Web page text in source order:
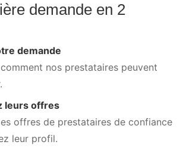
demande en 2
demande
nos prestataires peuvent
leurs offres
offres de prestataires de confiance
leur profil.